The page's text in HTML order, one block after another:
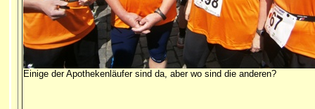
Einige der Apothekenläufer sind da, aber wo sind die anderen?